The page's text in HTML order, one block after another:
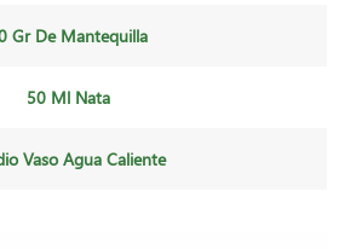
Gr De Mantequilla
50 Ml Nata
Vaso Agua Caliente